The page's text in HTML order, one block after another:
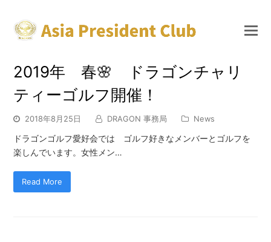
2019年 春🌸 ドラゴンチャリ
ティーゴルフ開催！
2018年8月25日 DRAGON 事務局 News
ドラゴンゴルフ愛好会では ゴルフ好きなメンバーとゴルフを
楽しんでいます。女性メン…
Read More